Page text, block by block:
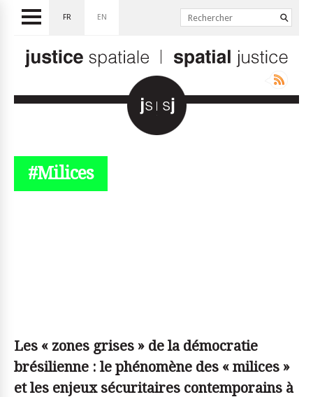
FR EN
#Milices
Les « zones grises » de la démocratie
brésilienne : le phénomène des « milices »
et les enjeux sécuritaires contemporains à